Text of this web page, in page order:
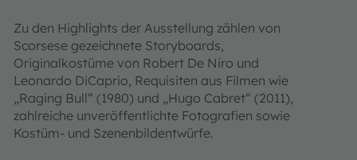
Zu den Highlights der Ausstellung zählen von
Scorsese gezeichnete Storyboards,
Originalkostüme von Robert De Niro und
Leonardo DiCaprio, Requisiten aus Filmen wie
„Raging Bull“ (1980) und „Hugo Cabret“ (2011),
zahlreiche unveröffentlichte Fotografien sowie
Kostüm- und Szenenbildentwürfe.